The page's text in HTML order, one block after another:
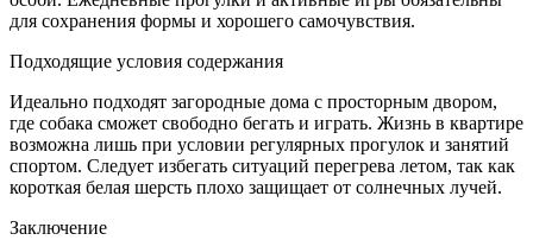
для сохранения формы и хорошего самочувствия.
Подходящие условия содержания
Идеально подходят загородные дома с просторным двором,
где собака сможет свободно бегать и играть. Жизнь в квартире
возможна лишь при условии регулярных прогулок и занятий
спортом. Следует избегать ситуаций перегрева летом, так как
короткая белая шерсть плохо защищает от солнечных лучей.
Заключение